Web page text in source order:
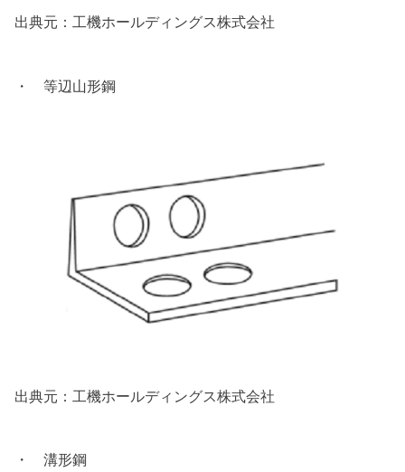
出典元：工機ホールディングス株式会社
・ 等辺山形鋼
出典元：工機ホールディングス株式会社
・ 溝形鋼